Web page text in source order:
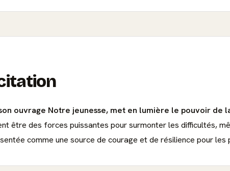
ouvrage Notre jeunesse, met en lumière le pouvoir de
être des forces puissantes pour surmonter les difficultés,
comme une source de courage et de résilience pour les